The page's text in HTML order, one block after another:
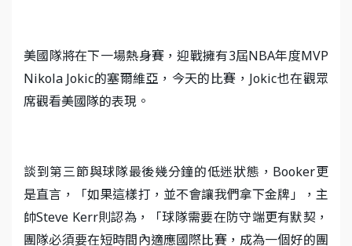
美國隊將在下一場熱身賽，迎戰擁有3屆NBA年度MVP
Nikola Jokic的塞爾維亞，今天的比賽，Jokic也在觀眾
席觀看美國隊的表現。
談到第三節與球隊最後幾分鐘的低迷狀態，Booker更
是直言，「如果這樣打，並不會讓我們拿下金牌」，主
帥Steve Kerr則認為，「球隊需要在防守端更有默契，
團隊必須要在短時間內適應國際比賽，成為一個好的團